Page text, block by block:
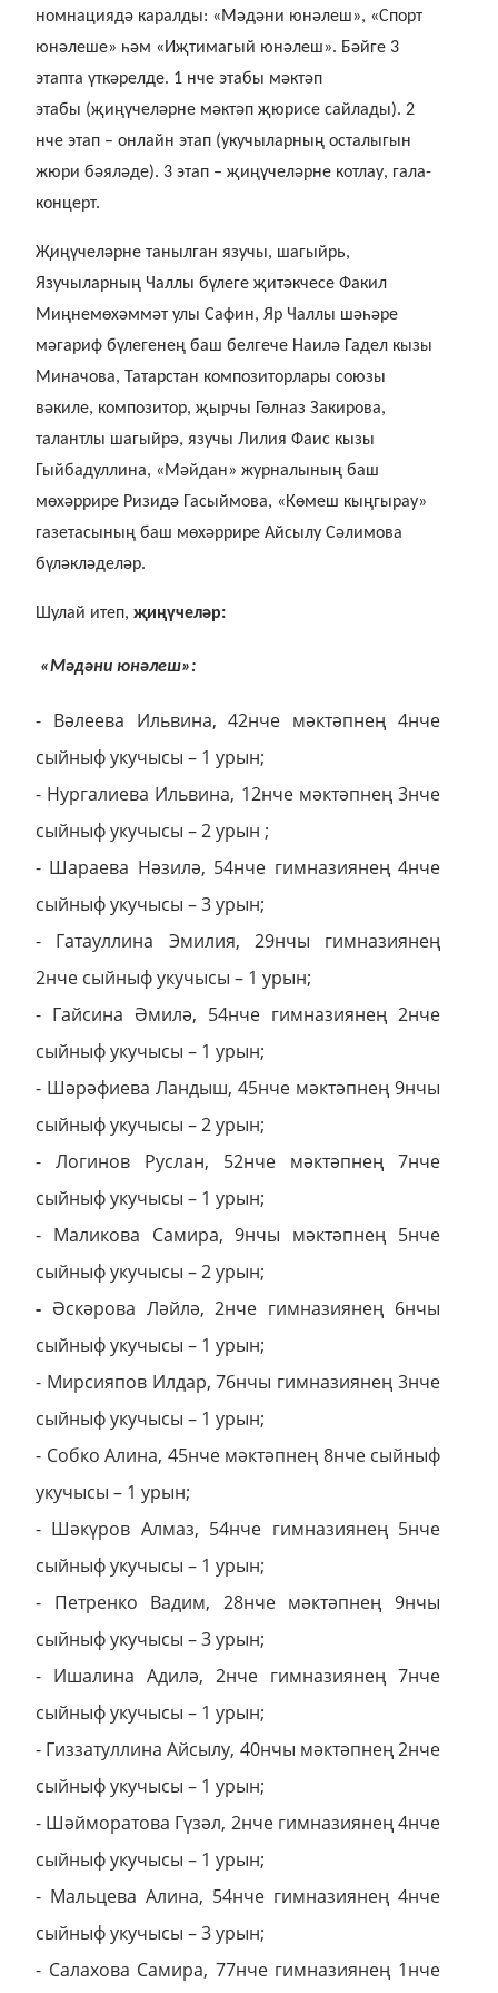
номнациядә каралды: «Мәдәни юнәлеш», «Спорт
юнәлеше» һәм «Иҗтимагый юнәлеш». Бәйге 3
этапта үткәрелде. 1 нче этабы мәктәп
этабы (җиңүчеләрне мәктәп җюрисе сайлады). 2
нче этап – онлайн этап (укучыларның осталыгын
жюри бәяләде). 3 этап – җиңүчеләрне котлау, гала-
концерт.
Җиңүчеләрне танылган язучы, шагыйрь,
Язучыларның Чаллы бүлеге җитәкчесе Факил
Миңнемөхәммәт улы Сафин, Яр Чаллы шәһәре
мәгариф бүлегенең баш белгече Наилә Гадел кызы
Миначова, Татарстан композиторлары союзы
вәкиле, композитор, җырчы Гөлназ Закирова,
талантлы шагыйрә, язучы Лилия Фаис кызы
Гыйбадуллина, «Мәйдан» журналының баш
мөхәррире Ризидә Гасыймова, «Көмеш кыңгырау»
газетасының баш мөхәррире Айсылу Сәлимова
бүләкләделәр.
Шулай итеп, җиңүчеләр:
«Мәдәни юнәлеш»:
- Вәлеева Ильвина, 42нче мәктәпнең 4нче
сыйныф укучысы – 1 урын;
- Нургалиева Ильвина, 12нче мәктәпнең 3нче
сыйныф укучысы – 2 урын ;
- Шараева Нәзилә, 54нче гимназиянең 4нче
сыйныф укучысы – 3 урын;
- Гатауллина Эмилия, 29нчы гимназиянең
2нче сыйныф укучысы – 1 урын;
- Гайсина Әмилә, 54нче гимназиянең 2нче
сыйныф укучысы – 1 урын;
- Шәрәфиева Ландыш, 45нче мәктәпнең 9нчы
сыйныф укучысы – 2 урын;
- Логинов Руслан, 52нче мәктәпнең 7нче
сыйныф укучысы – 1 урын;
- Маликова Самира, 9нчы мәктәпнең 5нче
сыйныф укучысы – 2 урын;
- Әскәрова Ләйлә, 2нче гимназиянең 6нчы
сыйныф укучысы – 1 урын;
- Мирсияпов Илдар, 76нчы гимназиянең 3нче
сыйныф укучысы – 1 урын;
- Собко Алина, 45нче мәктәпнең 8нче сыйныф
укучысы – 1 урын;
- Шәкүров Алмаз, 54нче гимназиянең 5нче
сыйныф укучысы – 1 урын;
- Петренко Вадим, 28нче мәктәпнең 9нчы
сыйныф укучысы – 3 урын;
- Ишалина Адилә, 2нче гимназиянең 7нче
сыйныф укучысы – 1 урын;
- Гиззатуллина Айсылу, 40нчы мәктәпнең 2нче
сыйныф укучысы – 1 урын;
- Шәйморатова Гүзәл, 2нче гимназиянең 4нче
сыйныф укучысы – 1 урын;
- Мальцева Алина, 54нче гимназиянең 4нче
сыйныф укучысы – 3 урын;
- Салахова Самира, 77нче гимназиянең 1нче